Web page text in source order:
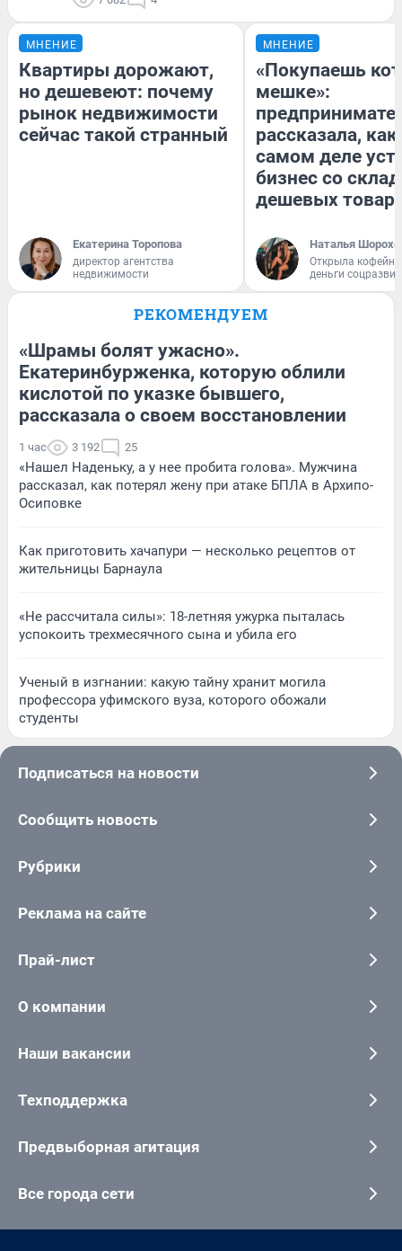
МНЕНИЕ
Квартиры дорожают,
но дешевеют: почему
рынок недвижимости
сейчас такой странный
Екатерина Торопова
директор агентства
недвижимости
МНЕНИЕ
«Покупаешь
мешке»:
рассказала, как
самом деле
бизнес со
дешевых
Наталья
Открыла
деньги
РЕКОМЕНДУЕМ
«Шрамы болят ужасно».
Екатеринбурженка, которую облили
кислотой по указке бывшего,
рассказала о своем восстановлении
1 час 3 192 25
«Нашел Наденьку, а у нее пробита голова». Мужчина
рассказал, как потерял жену при атаке БПЛА в Архипо-
Осиповке
Как приготовить хачапури — несколько рецептов от
жительницы Барнаула
«Не рассчитала силы»: 18-летняя ужурка пыталась
успокоить трехмесячного сына и убила его
Ученый в изгнании: какую тайну хранит могила
профессора уфимского вуза, которого обожали
студенты
Подписаться на новости
Сообщить новость
Рубрики
Реклама на сайте
Прай-лист
О компании
Наши вакансии
Техподдержка
Предвыборная агитация
Все города сети